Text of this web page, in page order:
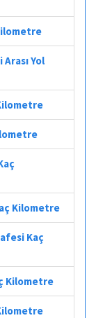
Yol
Kilometre
Kaç
Kilometre